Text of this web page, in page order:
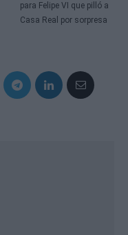
para Felipe VI que pilló a
Casa Real por sorpresa